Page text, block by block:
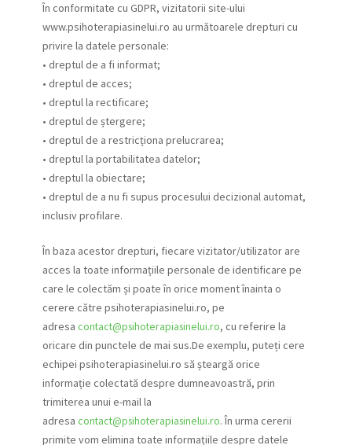
În conformitate cu GDPR, vizitatorii site-ului
www.psihoterapiasinelui.ro au următoarele drepturi cu
privire la datele personale:
• dreptul de a fi informat;
• dreptul de acces;
• dreptul la rectificare;
• dreptul de ștergere;
• dreptul de a restricționa prelucrarea;
• dreptul la portabilitatea datelor;
• dreptul la obiectare;
• dreptul de a nu fi supus procesului decizional automat,
inclusiv profilare.
În baza acestor drepturi, fiecare vizitator/utilizator are
acces la toate informațiile personale de identificare pe
care le colectăm și poate în orice moment înainta o
cerere către psihoterapiasinelui.ro, pe
adresa contact@psihoterapiasinelui.ro, cu referire la
oricare din punctele de mai sus.De exemplu, puteți cere
echipei psihoterapiasinelui.ro să șteargă orice
informație colectată despre dumneavoastră, prin
trimiterea unui e-mail la
adresa contact@psihoterapiasinelui.ro. În urma cererii
primite vom elimina toate informațiile despre datele